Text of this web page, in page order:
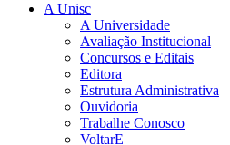
A Unisc
A Universidade
Avaliação Institucional
Concursos e Editais
Editora
Estrutura Administrativa
Ouvidoria
Trabalhe Conosco
VoltarE